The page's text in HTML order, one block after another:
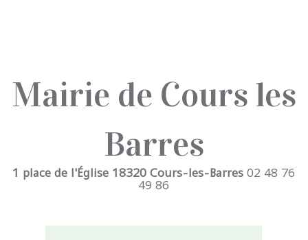
Mairie de Cours les
Barres
1 place de l'Église 18320 Cours-les-Barres 02 48 76
49 86